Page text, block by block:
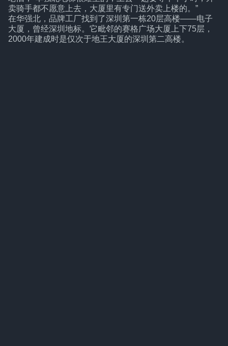
卖骑手都不愿意上去，大厦里有专门送外卖上楼的。”
在华强北，品牌工厂找到了深圳第一栋20层高楼——电子
大厦，曾经深圳地标。它毗邻的赛格广场大厦上下75层，
2000年建成时是仅次于地王大厦的深圳第二高楼。